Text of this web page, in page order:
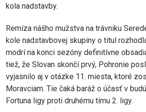
kola nadstavby.
Remíza nášho mužstva na trávniku
kole nadstavbovej skupiny o titul
modrí na konci sezóny definitívne
tiež, že Slovan skončí prvý, Pohronie
vyjasnilo aj v otázke 11. miesta, ktoré
Moravciam. Tie čaká baráž o účasť v
Fortuna ligy proti druhému tímu 2. ligy.